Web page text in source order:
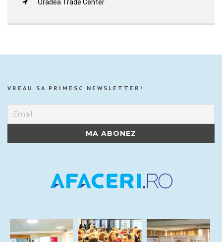
Oradea Trade Center
VREAU SA PRIMESC NEWSLETTER!